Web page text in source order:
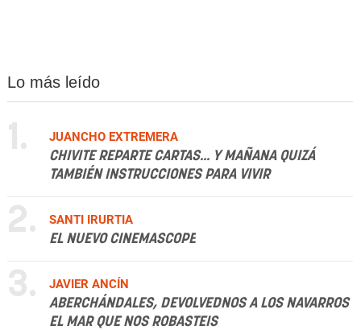
Lo más leído
1.
JUANCHO EXTREMERA
CHIVITE REPARTE CARTAS... Y MAÑANA QUIZÁ
TAMBIÉN INSTRUCCIONES PARA VIVIR
2.
SANTI IRURTIA
EL NUEVO CINEMASCOPE
3.
JAVIER ANCÍN
ABERCHÁNDALES, DEVOLVEDNOS A LOS NAVARROS
EL MAR QUE NOS ROBASTEIS